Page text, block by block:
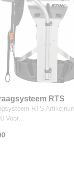
RTS
RTS
Voor…